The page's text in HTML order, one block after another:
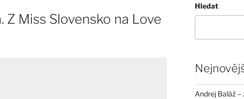
Z Miss Slovensko na Love
Hledat
Andrej Baláž